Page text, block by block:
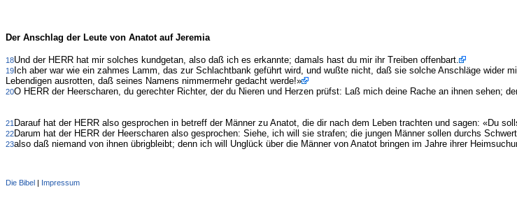
Der Anschlag der Leute von Anatot auf Jeremia
18Und der HERR hat mir solches kundgetan, also daß ich es erkannte; damals hast du mir ihr Treiben offenbart.
19 Ich aber war wie ein zahmes Lamm, das zur Schlachtbank geführt wird, und wußte nicht, daß sie solche Anschläge wider
Lebendigen ausrotten, daß seines Namens nimmermehr gedacht werde!»
20O HERR der Heerscharen, du gerechter Richter, der du Nieren und Herzen prüfst: Laß mich deine Rache an ihnen sehen;
21Darauf hat der HERR also gesprochen in betreff der Männer zu Anatot, die dir nach dem Leben trachten und sagen: «Du
22Darum hat der HERR der Heerscharen also gesprochen: Siehe, ich will sie strafen; die jungen Männer sollen durchs
23also daß niemand von ihnen übrigbleibt; denn ich will Unglück über die Männer von Anatot bringen im Jahre ihrer
Die Bibel
Impressum